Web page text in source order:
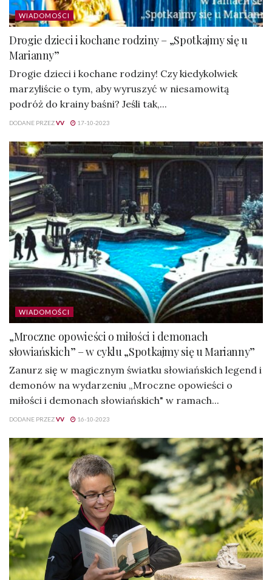
WIADOMOŚCI
Drogie dzieci i kochane rodziny – „Spotkajmy się u
Marianny”
Drogie dzieci i kochane rodziny! Czy kiedykolwiek
marzyliście o tym, aby wyruszyć w niesamowitą
podróż do krainy baśni? Jeśli tak,...
DODANE PRZEZVV 17-10-2023
WIADOMOŚCI
„Mroczne opowieści o miłości i demonach
słowiańskich” – w cyklu „Spotkajmy się u Marianny”
Zanurz się w magicznym światku słowiańskich legend i
demonów na wydarzeniu „Mroczne opowieści o
miłości i demonach słowiańskich" w ramach...
DODANE PRZEZVV 16-10-2023